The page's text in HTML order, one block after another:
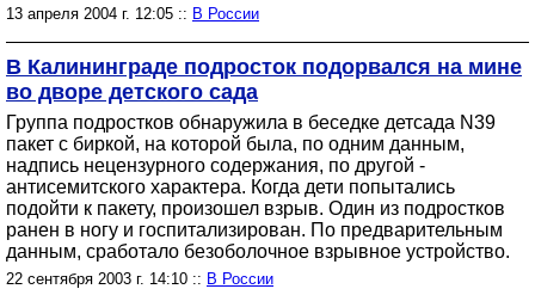
13 апреля 2004 г. 12:05 :: В России
В Калининграде подросток подорвался на мине
во дворе детского сада
Группа подростков обнаружила в беседке детсада N39
пакет с биркой, на которой была, по одним данным,
надпись нецензурного содержания, по другой -
антисемитского характера. Когда дети попытались
подойти к пакету, произошел взрыв. Один из подростков
ранен в ногу и госпитализирован. По предварительным
данным, сработало безоболочное взрывное устройство.
22 сентября 2003 г. 14:10 :: В России